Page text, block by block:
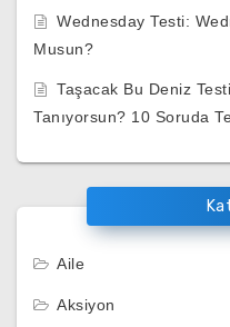
Wednesday Testi:
Musun?
Taşacak Bu Deniz
Tanıyorsun? 10 Soruda
Aile
Aksiyon